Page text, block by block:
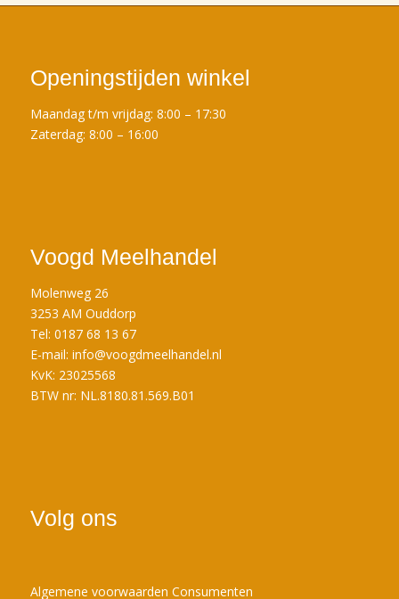
Openingstijden winkel
Maandag t/m vrijdag: 8:00 – 17:30
Zaterdag: 8:00 – 16:00
Voogd Meelhandel
Molenweg 26
3253 AM Ouddorp
Tel: 0187 68 13 67
E-mail: info@voogdmeelhandel.nl
KvK: 23025568
BTW nr: NL.8180.81.569.B01
Volg ons
Algemene voorwaarden Consumenten